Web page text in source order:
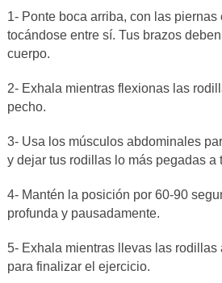
1- Ponte boca arriba, con las
tocándose entre sí. Tus brazos
cuerpo.
2- Exhala mientras flexionas las
pecho.
3- Usa los músculos abdominales
y dejar tus rodillas lo más pegadas a
4- Mantén la posición por 60-90
profunda y pausadamente.
5- Exhala mientras llevas las rodillas
para finalizar el ejercicio.